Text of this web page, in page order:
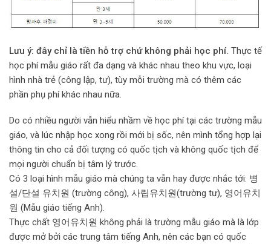
Lưu ý: đây chỉ là tiền hỗ trợ chứ không phải học phí. Thực tế
học phí mẫu giáo rất đa dạng và khác nhau theo khu vực, loại
hình nhà trẻ (công lập, tư), tùy mỗi trường mà có thêm các
phần phụ phí khác nhau nữa.
Do có nhiều người vẫn hiểu nhầm về học phí tại các trường mẫu
giáo, và lúc nhập học xong rồi mới bị sốc, nên mình tổng hợp lại
thông tin cho cả đối tượng có quốc tịch và không quốc tịch để
mọi người chuẩn bị tâm lý trước.
Có 3 loại hình mẫu giáo mà chúng ta vẫn hay được nhắc tới: 병
설/단설 유치원 (trường công), 사립유치원(trường tư), 영어유치
원 (Mẫu giáo tiếng Anh).
Thực chất 영어유치원 không phải là trường mẫu giáo mà là lớp
được mở bởi các trung tâm tiếng Anh, nên các bạn có quốc